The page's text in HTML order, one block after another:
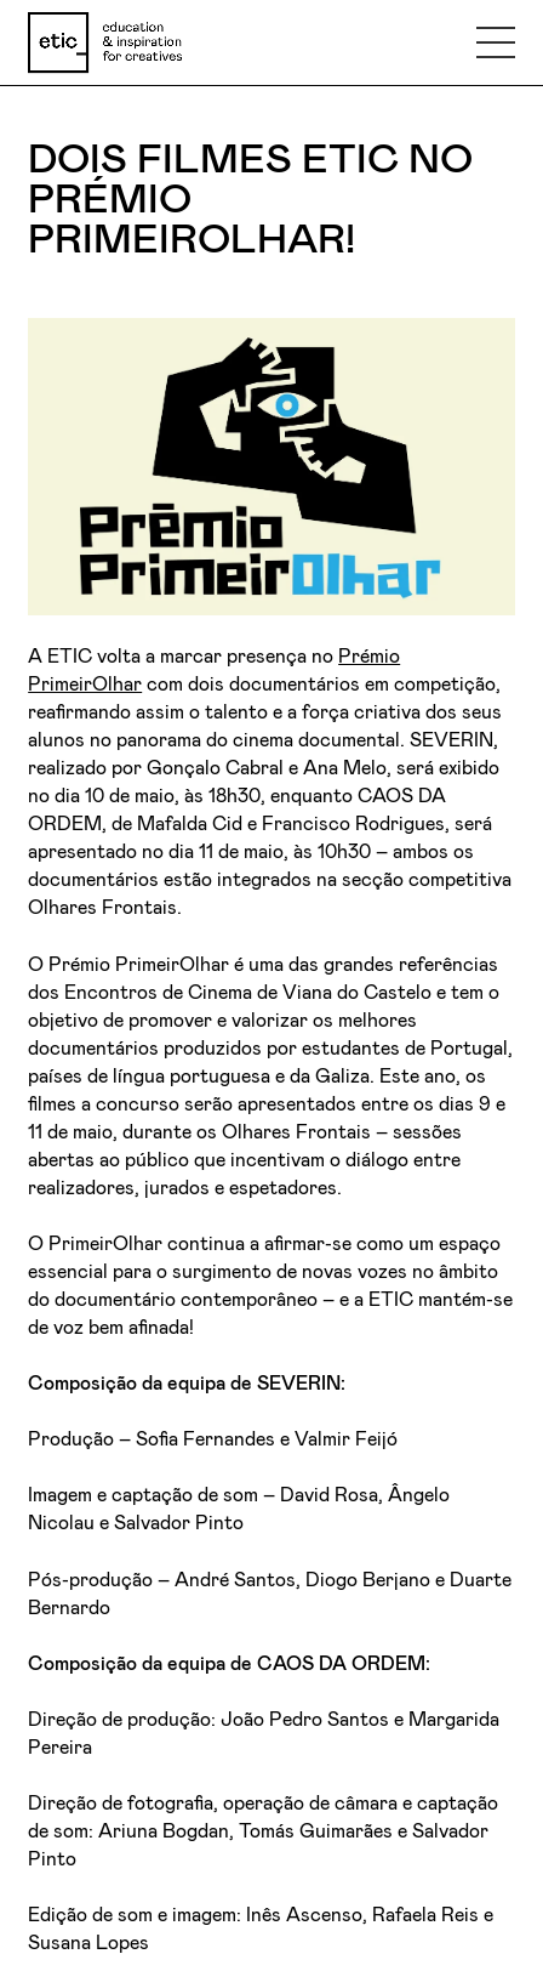
Nome
Email
Mensagem
Aceito receber emails sobre novidades da ETIC
DOIS FILMES ETIC NO
PRÉMIO
PRIMEIROLHAR!
A ETIC volta a marcar presença no Prémio
PrimeirOlhar com dois documentários em competição,
reafirmando assim o talento e a força criativa dos seus
alunos no panorama do cinema documental. SEVERIN,
realizado por Gonçalo Cabral e Ana Melo, será exibido
no dia 10 de maio, às 18h30, enquanto CAOS DA
ORDEM, de Mafalda Cid e Francisco Rodrigues, será
apresentado no dia 11 de maio, às 10h30 – ambos os
documentários estão integrados na secção competitiva
Olhares Frontais.
O Prémio PrimeirOlhar é uma das grandes referências
dos Encontros de Cinema de Viana do Castelo e tem o
objetivo de promover e valorizar os melhores
documentários produzidos por estudantes de Portugal,
países de língua portuguesa e da Galiza. Este ano, os
filmes a concurso serão apresentados entre os dias 9 e
11 de maio, durante os Olhares Frontais – sessões
abertas ao público que incentivam o diálogo entre
realizadores, jurados e espetadores.
O PrimeirOlhar continua a afirmar-se como um espaço
essencial para o surgimento de novas vozes no âmbito
do documentário contemporâneo – e a ETIC mantém-se
de voz bem afinada!
Composição da equipa de SEVERIN:
Produção – Sofia Fernandes e Valmir Feijó
Imagem e captação de som – David Rosa, Ângelo
Nicolau e Salvador Pinto
Pós-produção – André Santos, Diogo Berjano e Duarte
Bernardo
Composição da equipa de CAOS DA ORDEM:
Direção de produção: João Pedro Santos e Margarida
Pereira
Direção de fotografia, operação de câmara e captação
de som: Ariuna Bogdan, Tomás Guimarães e Salvador
Pinto
Edição de som e imagem: Inês Ascenso, Rafaela Reis e
Susana Lopes